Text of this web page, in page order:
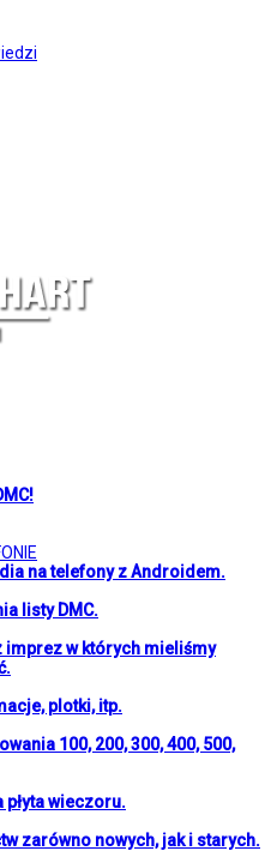
na telefony z Androidem.
listy DMC.
w których mieliśmy
plotki, itp.
100, 200, 300, 400, 500,
płyta wieczoru.
zarówno nowych, jak i starych.